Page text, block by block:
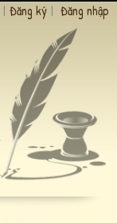
| Đăng ký | Đăng nhập